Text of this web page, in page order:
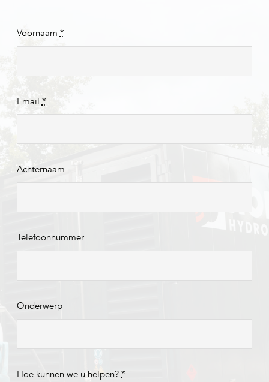
Voornaam *
Email *
Achternaam
Telefoonnummer
Onderwerp
Hoe kunnen we u helpen? *